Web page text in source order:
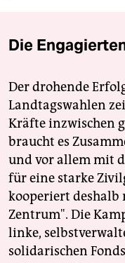
Die
Der drohende
Landtagswahlen
Kräfte inzwischen
braucht es
und vor allem mit
für eine starke
kooperiert
Zentrum". Die
linke,
solidarischen